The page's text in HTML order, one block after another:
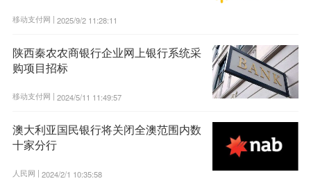
移动支付网 | 2025/9/2 11:28:11
陕西秦农农商银行企业网上银行系统采
购项目招标
移动支付网 | 2024/5/11 11:49:57
澳大利亚国民银行将关闭全澳范围内数
十家分行
人民网 | 2024/2/1 10:35:58